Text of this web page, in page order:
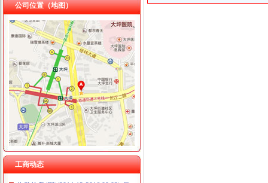
重庆佳技维科技发展有限公司 渝南100万 （进出口权）
公司位置（地图）
工商动态
临江门代办进出口公司
广州内饰清洗：燃油系统保养GUNKM2616-油箱及油管路清洗-广州
海门临江新区货运代理业务求职_海门临江新区货运代理业务找工作_
重庆义乌小商品营销定位招商策划方案.doc
《重庆义乌小商品城营销定位招商策划方案》.doc
钱清镇-搜百科
南方媒：北京市君合律师事务所关于南方出版媒股份有限公司发行
发点好东西上来：）全国各地户外用品店详解-旅游（Travel）版-北大
分类信息(图)(2014-12-3016:09:02)_网易新闻